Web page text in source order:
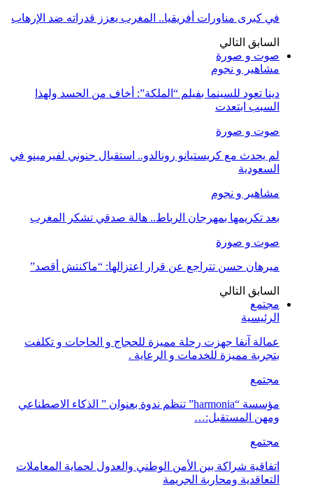
في كبرى مناورات أفريقيا.. المغرب يعزز قدراته ضد الإرهاب
السابق التالي
صوت و صورة
مشاهير و نجوم
دينا تعود للسينما بفيلم “الملكة”: أخاف من الحسد ولهذا
السبب ابتعدت
صوت و صورة
لم يحدث مع كريستيانو رونالدو.. استقبال جنوني لفيرمينو في
السعودية
مشاهير و نجوم
بعد تكريمها بمهرجان الرباط.. هالة صدقي تشكر المغرب
صوت و صورة
ميرهان حسن تتراجع عن قرار اعتزالها: “ماكنتش أقصد”
السابق التالي
مجتمع
الرئيسية
عمالة آنفا جهزت رحلة مميزة للحجاج و الحاجات و تكلفت
بتجربة مميزة للخدمات و الرعاية .
مجتمع
مؤسسة “harmonia” تنظم ندوة بعنوان ” الذكاء الاصطناعي
ومهن المستقبل:…
مجتمع
اتفاقية شراكة بين الأمن الوطني والعدول لحماية المعاملات
التعاقدية ومحاربة الجريمة